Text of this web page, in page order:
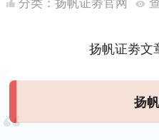
扬帆证劵文
扬